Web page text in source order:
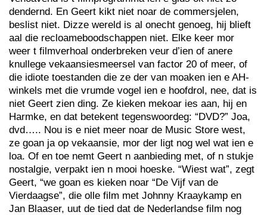
dendernd. En Geert kikt niet noar de commersjelen,
beslist niet. Dizze wereld is al onecht genoeg, hij blieft
aal die recloameboodschappen niet. Elke keer mor
weer t filmverhoal onderbreken veur d’ien of anere
knullege vekaansiesmeersel van factor 20 of meer, of
die idiote toestanden die ze der van moaken ien e AH-
winkels met die vrumde vogel ien e hoofdrol, nee, dat is
niet Geert zien ding. Ze kieken mekoar ies aan, hij en
Harmke, en dat betekent tegenswoordeg: “DVD?” Joa,
dvd….. Nou is e niet meer noar de Music Store west,
ze goan ja op vekaansie, mor der ligt nog wel wat ien e
loa. Of en toe nemt Geert n aanbieding met, of n stukje
nostalgie, verpakt ien n mooi hoeske. “Wiest wat”, zegt
Geert, “we goan es kieken noar “De Vijf van de
Vierdaagse”, die olle film met Johnny Kraaykamp en
Jan Blaaser, uut de tied dat de Nederlandse film nog